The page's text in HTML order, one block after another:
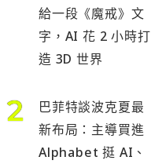
給一段《魔戒》文
字，AI 花 2 小時打
造 3D 世界
巴菲特談波克夏最
新布局：主導買進
Alphabet 挺 AI、